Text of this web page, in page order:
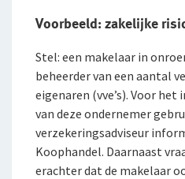
Voorbeeld: zakelijke
Stel: een makelaar in
beheerder van een aantal
eigenaren (vve’s). Voor het
van deze ondernemer
verzekeringsadviseur
Koophandel. Daarnaast
erachter dat de makelaar